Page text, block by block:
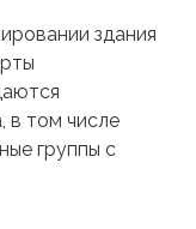
здания
в том числе
группы с